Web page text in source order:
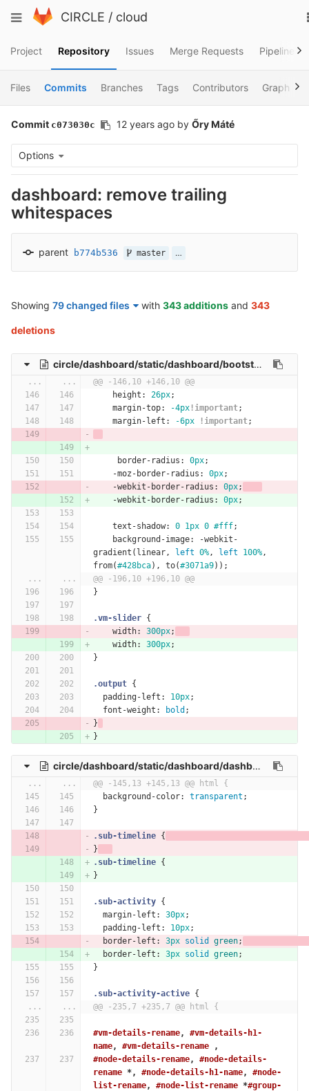
to
Toggle
CIRCLE / cloud
Project Repository Issues Merge Requests Pipelines
Files Commits Branches Tags Contributors Graph
Commit c073030c 12 years ago by Őry Máté
Options
dashboard: remove trailing
whitespaces
parent b774b536 master …
Showing 79 changed files with 343 additions and 343
deletions
circle/dashboard/static/dashboard/bootstrap-slider/slider.css
... ...
@@ -146,10 +146,10 @@
height : 26px;
margin-top: -4px !important;
margin-left : -6px !important;
border-radius : 0px;
-moz-border-radius : 0px;
-webkit-border-radius : 0px;
-webkit-border-radius : 0px;
text-shadow: 0 1px 0 #fff;
background-image:
-webkit-
gradient ( linear, left 0%, left 100%,
from(#428bca), to(#3071a9));
...
...
@@ -196,10 +196,10 @@
}
.vm-slider {
width: 300px;
width: 300px;
}
.output {
padding-left : 10px;
font-weight : bold ;
}
}
circle/dashboard/static/dashboard/dashboard.css
... ...
@@ -145,13 +145,13 @@ html {
background-color: transparent ;
}
.sub-timeline {
}
.sub-timeline {
}
.sub-activity {
margin-left : 30px;
padding-left : 10px;
border-left : 3px solid green;
border-left : 3px solid green;
}
.sub-activity-active {
...
... @@ -235,7 +235,7 @@ html {
#vm-details-rename,
#vm-details-h1-
name, #vm-details-rename
,
#node-details-rename,
#node-details-
rename *, #node-details-h1-name,
#node-
list-rename, #node-list-rename *#group-